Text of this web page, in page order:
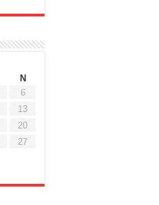
N
6
13
20
27